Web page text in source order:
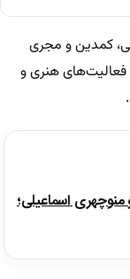
کمدین و مجری
فعالیت‌های هنری و
اسماعیلی؛